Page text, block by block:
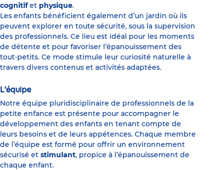
cognitifet physique.
Les enfants bénéficient également d’un jardin où ils
peuvent explorer en toute sécurité, sous la supervision
des professionnels. Ce lieu est idéal pour les moments
de détente et pour favoriser l’épanouissement des
tout-petits. Ce mode stimule leur curiosité naturelle à
travers divers contenus et activités adaptées.
L'équipe
Notre équipe pluridisciplinaire de professionnels de la
petite enfance est présente pour accompagner le
développement des enfants en tenant compte de
leurs besoins et de leurs appétences. Chaque membre
de l’équipe est formé pour offrir un environnement
sécurisé et stimulant, propice à l’épanouissement de
chaque enfant.